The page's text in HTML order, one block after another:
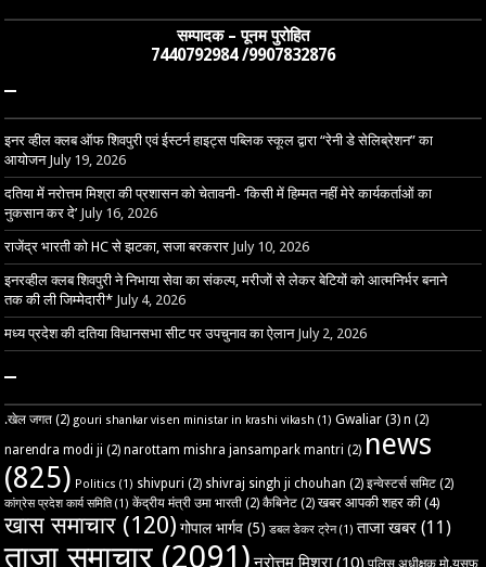
सम्पादक – पूनम पुरोहित
7440792984 /9907832876
–
इनर व्हील क्लब ऑफ शिवपुरी एवं ईस्टर्न हाइट्स पब्लिक स्कूल द्वारा “रेनी डे सेलिब्रेशन” का
आयोजन July 19, 2026
दतिया में नरोत्तम मिश्रा की प्रशासन को चेतावनी- ‘किसी में हिम्मत नहीं मेरे कार्यकर्ताओं का
नुकसान कर दे’ July 16, 2026
राजेंद्र भारती को HC से झटका, सजा बरकरार July 10, 2026
इनरव्हील क्लब शिवपुरी ने निभाया सेवा का संकल्प, मरीजों से लेकर बेटियों को आत्मनिर्भर बनाने
तक की ली जिम्मेदारी* July 4, 2026
मध्य प्रदेश की दतिया विधानसभा सीट पर उपचुनाव का ऐलान July 2, 2026
–
.खेल जगत (2) gouri shankar visen ministar in krashi vikash (1) Gwaliar (3) n (2)
narendra modi ji (2) narottam mishra jansampark mantri (2) news
(825) Politics (1) shivpuri (2) shivraj singh ji chouhan (2) इन्वेस्टर्स समिट (2)
कांग्रेस प्रदेश कार्य समिति(1) केंद्रीय मंत्री उमा भारती (2) कैबिनेट (2) खबर आपकी शहर की (4)
खास समाचार (120) गोपाल भार्गव (5) डबल डेकर ट्रेन(1) ताजा खबर (11)
ताजा समाचार (2091) नरोत्तम मिश्रा(10) पुलिस अधीक्षक मो.यूसुफ